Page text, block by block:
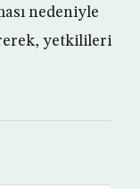
nedeniyle
yetkilileri